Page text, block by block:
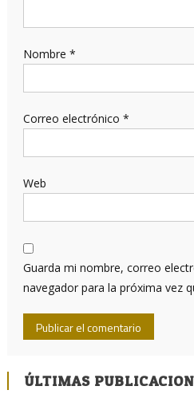
Nombre *
Correo electrónico *
Web
Guarda mi nombre, correo
navegador para la próxima vez
ÚLTIMAS